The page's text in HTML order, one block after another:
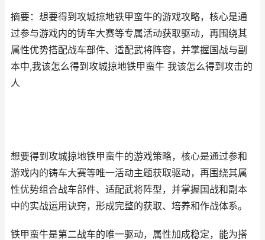
摘要：想要得到攻城掠地铁甲蛮牛的游戏攻略，核心是通
过参与游戏内的铸车大赛等专属活动获取驱动，再围绕其
属性优势搭配战车部件、适配武将阵容，并掌握国战与副
本中,我该怎么得到攻城掠地铁甲蛮牛 我该怎么得到攻击的
人
想要得到攻城掠地铁甲蛮牛的游戏策略，核心是通过参和
游戏内的铸车大赛等唯一活动主题获取驱动，再围绕其属
性优势组合战车部件、适配武将阵型，并掌握国战和副本
中的实战运用诀窍，形成完整的获取、培养和作战体系。
铁甲蛮牛是第二战车的唯一驱动，属性加成稳定，能为搭